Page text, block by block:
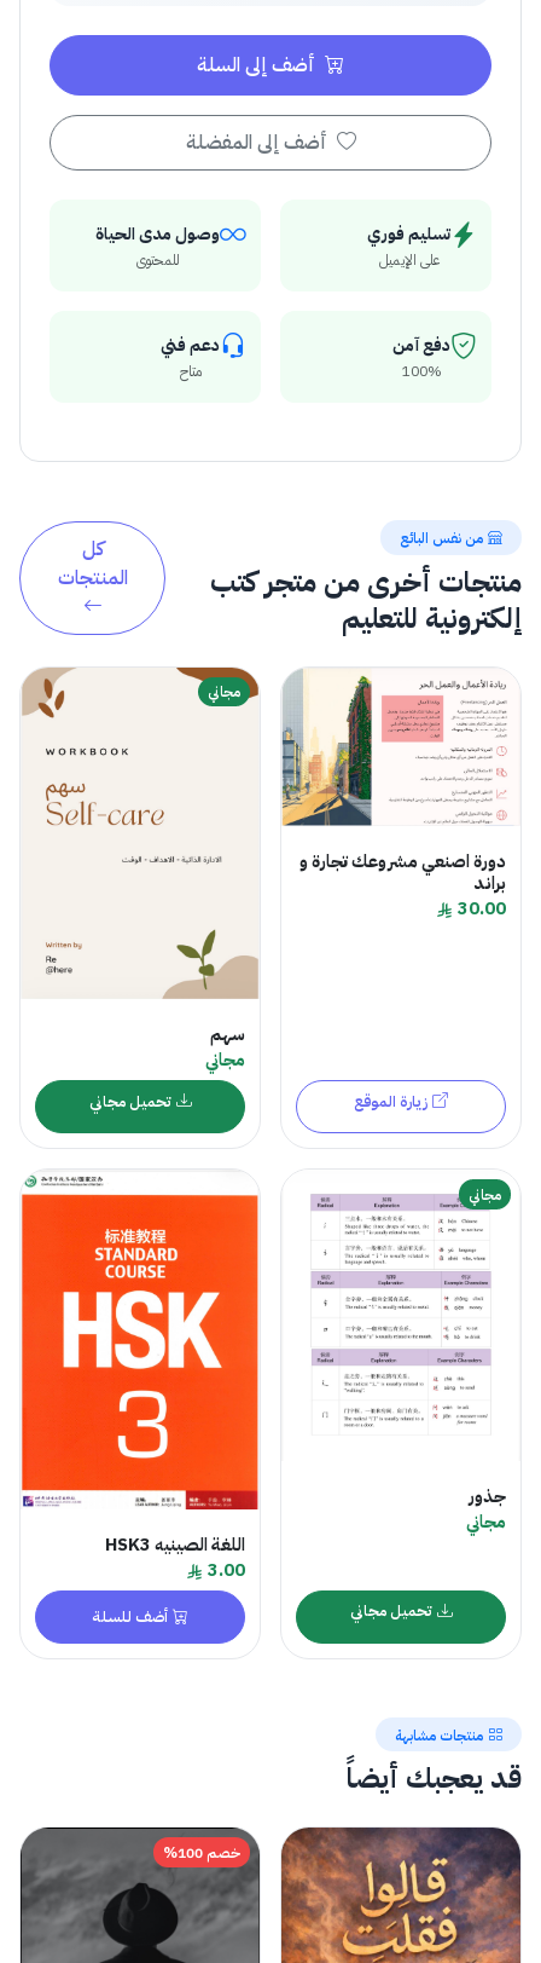
أضف إلى السلة
أضف إلى المفضلة
تسليم فوري
على الإيميل
وصول مدى الحياة
للمحتوى
دفع آمن
100%
دعم فني
متاح
من نفس البائع
منتجات أخرى من متجر كتب
إلكترونية للتعليم
كل
المنتجات
دورة اصنعي مشروعك تجارة و
براند
30.00
زيارة الموقع
مجاني
سهم
مجاني
تحميل مجاني
مجاني
جذور
مجاني
تحميل مجاني
اللغة الصينيه HSK3
3.00
أضف للسلة
منتجات مشابهة
قد يعجبك أيضاً
خصم 100%